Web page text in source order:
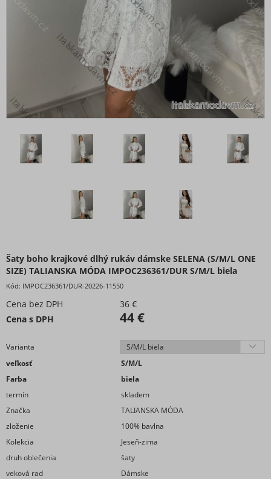
Šaty carmen cez prsia
Šaty dlhé maxi
Šaty do kancelárie
šaty elegantné
Šaty extravagantní
Šaty flitrové
šaty košeľové
šaty koženkové
Šaty maxi dlouhé
šaty teplákové
Šaty nadrozmerné XXL+ pro Boubelky
šaty plátené
Šaty pletené a úpletové
šaty puzdrové
šaty riflové
šaty Vianočné
šaty Voľnočasové
Šaty boho krajkové dlhý rukáv dámske SELENA (S/M/L ONE
SIZE) TALIANSKA MÓDA IMPOC236361/DUR S/M/L biela
Kód: IMPOC236361/DUR-20226-11550
Cena bez DPH
36 €
Cena s DPH
44 €
Varianta
veľkosť
S/M/L
Farba
biela
termín
skladem
Značka
TALIANSKA MÓDA
zloženie
100% bavlna
Kolekcia
Jeseň-zima
druh oblečenia
šaty
veková rad
Dámske